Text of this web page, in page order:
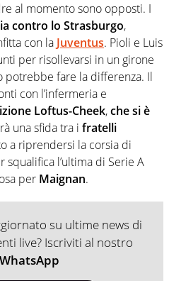
al momento sono opposti. I
contro lo Strasburgo,
con la Juventus. Pioli e Luis
per risollevarsi in un girone
fare la differenza. Il
con l’infermeria e
Loftus-Cheek,che si è
una sfida tra i fratelli
a riprendersi la corsia di
squalifica l’ultima di Serie A
per Maignan.
su ultime news di
live? Iscriviti al nostro
WhatsApp